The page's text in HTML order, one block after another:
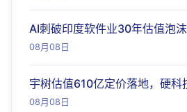
AI刺破印度软件业30年估值泡沫
08月08日
宇树估值610亿定价落地，硬科
08月08日